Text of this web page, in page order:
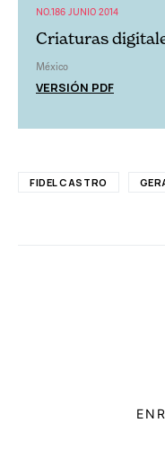
NO.186 JUNIO 2014
Criaturas
México
VERSIÓN PDF
FIDEL CASTRO